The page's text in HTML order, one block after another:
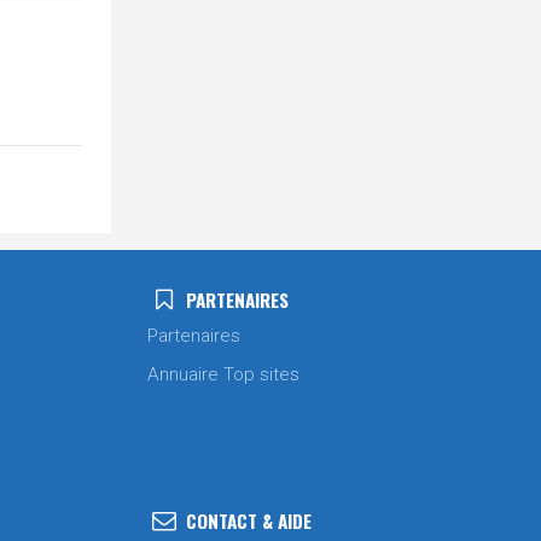
PARTENAIRES
Partenaires
Annuaire Top sites
CONTACT & AIDE